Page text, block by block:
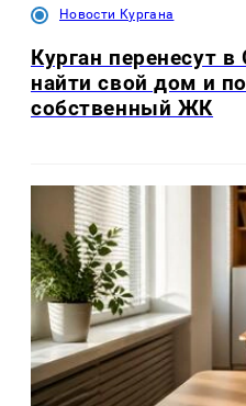
Новости Кургана
Курган перенесут в
найти свой дом и
собственный ЖК